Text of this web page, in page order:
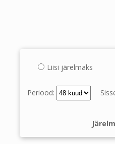
Liisi järelmaks
Periood: